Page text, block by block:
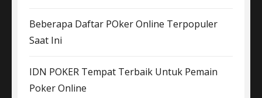
Beberapa Daftar POker Online Terpopuler
Saat Ini
IDN POKER Tempat Terbaik Untuk Pemain
Poker Online